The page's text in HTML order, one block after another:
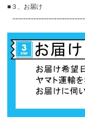
■３、お届け